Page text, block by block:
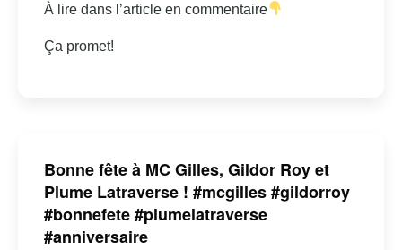
À lire dans l’article en commentaire
Ça promet!
Bonne fête à MC Gilles, Gildor Roy et
Plume Latraverse ! #mcgilles #gildorroy
#bonnefete #plumelatraverse
#anniversaire